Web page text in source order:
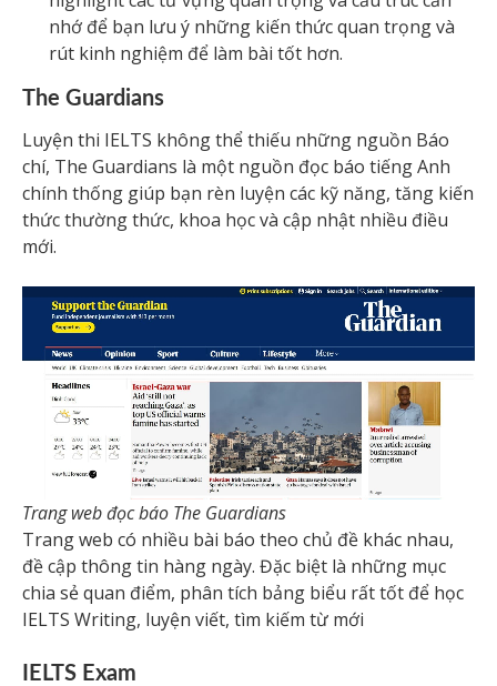
nhớ để bạn lưu ý những kiến thức quan trọng và
rút kinh nghiệm để làm bài tốt hơn.
The Guardians
Luyện thi IELTS không thể thiếu những nguồn Báo
chí, The Guardians là một nguồn đọc báo tiếng Anh
chính thống giúp bạn rèn luyện các kỹ năng, tăng kiến
thức thường thức, khoa học và cập nhật nhiều điều
mới.
Trang web đọc báo The Guardians
Trang web có nhiều bài báo theo chủ đề khác nhau,
đề cập thông tin hàng ngày. Đặc biệt là những mục
chia sẻ quan điểm, phân tích bảng biểu rất tốt để học
IELTS Writing, luyện viết, tìm kiếm từ mới
IELTS Exam